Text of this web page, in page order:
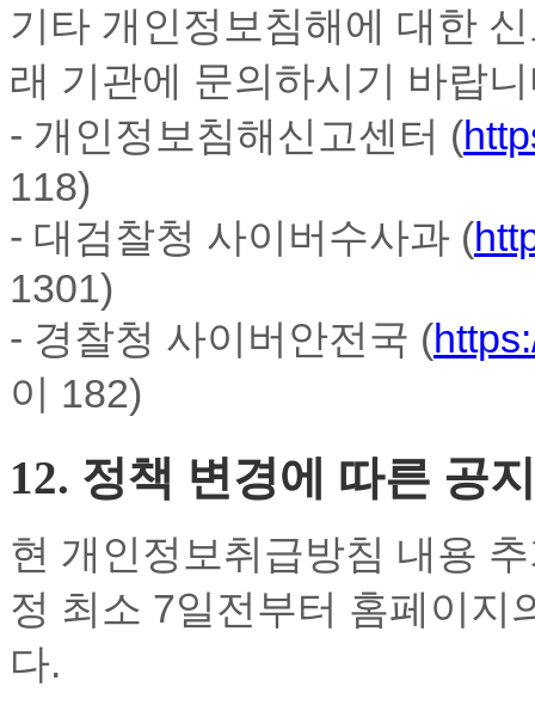
기타 개인정보침해에 대한
래 기관에 문의하시기 바랍
- 개인정보침해신고센터 (
118)
- 대검찰청 사이버수사과 (
1301)
- 경찰청 사이버안전국 (
이 182)
12. 정책 변경에 따른 공
현 개인정보취급방침 내용
정 최소 7일전부터 홈페이지
다.